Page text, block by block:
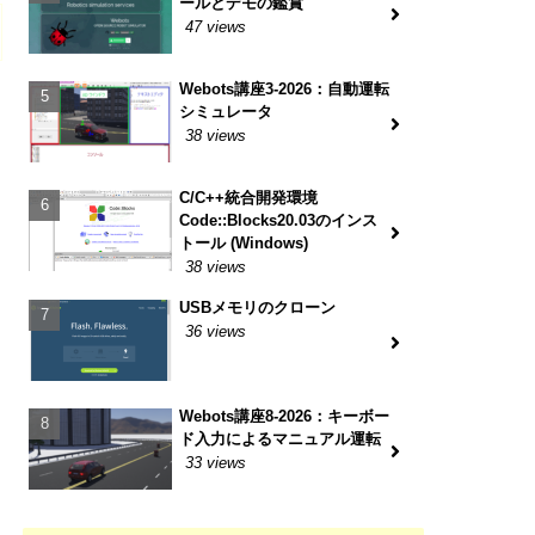
47 views
Webots講座3-2026：自動運転
シミュレータ
38 views
C/C++統合開発環境
Code::Blocks20.03のインス
トール (Windows)
38 views
USBメモリのクローン
36 views
Webots講座8-2026：キーボー
ド入力によるマニュアル運転
33 views